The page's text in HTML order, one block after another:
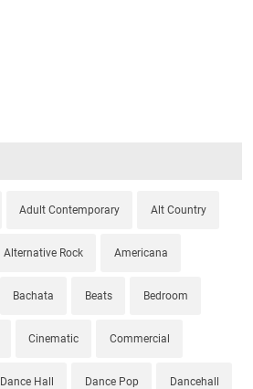
Adult Contemporary Alt Country
Alternative Rock Americana
Bachata Beats Bedroom
Cinematic Commercial
Dance Hall Dance Pop Dancehall